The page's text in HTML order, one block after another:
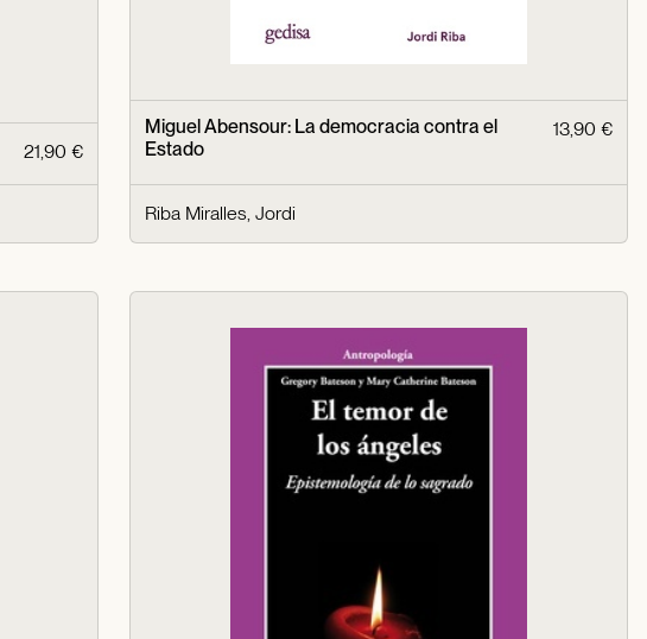
21,90 €
Miguel Abensour: La democracia contra el
Estado
13,90 €
Riba Miralles, Jordi